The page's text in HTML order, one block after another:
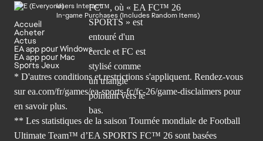
Users Interact
In-game Purchases (Includes Random Items)
Accueil
Acheter
Actus
EA app pour Windows
EA app pour Mac
Sports Jeux
* D'autres conditions et restrictions s'appliquent. Rendez-vous
sur ea.com/fr/games/ea-sports-fc/fc-26/game-disclaimers pour
en savoir plus.
** Les statistiques de la saison Tournée mondiale de Football
Ultimate Team™ d’EA SPORTS FC™ 26 sont basées